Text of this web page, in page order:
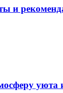
и
уюта